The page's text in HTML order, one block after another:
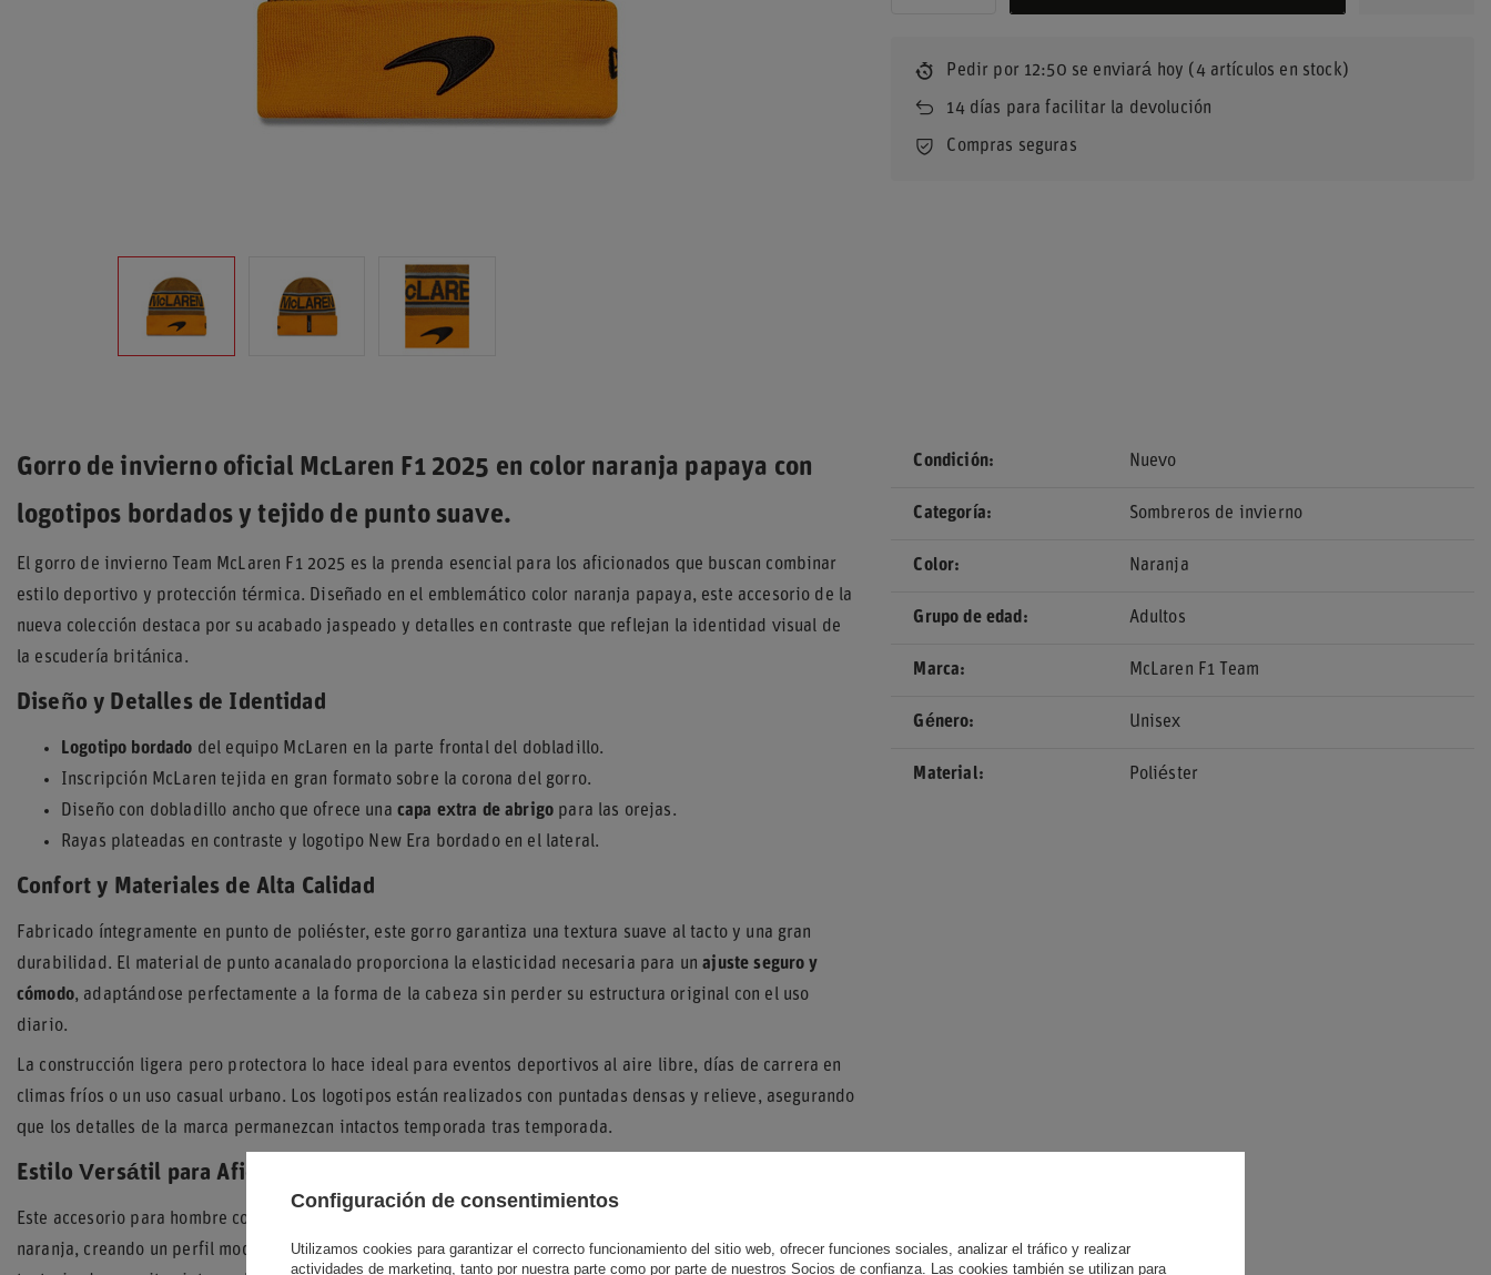
Pedir por 12:50 se enviará hoy (4 artículos en stock)
14días para facilitar la devolución
Compras seguras
Gorro de invierno oficial McLaren F1 2025 en color naranja papaya con
logotipos bordados y tejido de punto suave.
El gorro de invierno Team McLaren F1 2025 es la prenda esencial para los aficionados que buscan combinar
estilo deportivo y protección térmica. Diseñado en el emblemático color naranja papaya, este accesorio de la
nueva colección destaca por su acabado jaspeado y detalles en contraste que reflejan la identidad visual de
la escudería británica.
Diseño y Detalles de Identidad
Logotipo bordado del equipo McLaren en la parte frontal del dobladillo.
Inscripción McLaren tejida en gran formato sobre la corona del gorro.
Diseño con dobladillo ancho que ofrece una capa extra de abrigo para las orejas.
Rayas plateadas en contraste y logotipo New Era bordado en el lateral.
Confort y Materiales de Alta Calidad
Fabricado íntegramente en punto de poliéster, este gorro garantiza una textura suave al tacto y una gran
durabilidad. El material de punto acanalado proporciona la elasticidad necesaria para unajuste seguro y
cómodo, adaptándose perfectamente a la forma de la cabeza sin perder su estructura original con el uso
diario.
La construcción ligera pero protectora lo hace ideal para eventos deportivos al aire libre, días de carrera en
climas fríos o un uso casual urbano. Los logotipos están realizados con puntadas densas y relieve, asegurando
que los detalles de la marca permanezcan intactos temporada tras temporada.
Estilo Versátil para Aficionados
Este accesorio para hombre combina los colores Charcoal Grey y Light Grey como acentos sobre el fondo
naranja, creando un perfil moderno y dinámico. Su silueta de corona redondeada y el acabado ligeramente
Condición Nuevo
Categoría Sombreros de invierno
Color Naranja
Grupo de edad Adultos
Marca McLaren F1 Team
Género Unisex
Material Poliéster
Configuración de consentimientos
Utilizamos cookies para garantizar el correcto funcionamiento del sitio web, ofrecer funciones sociales, analizar el tráfico y realizar
actividades de marketing, tanto por nuestra parte como por parte de nuestros Socios de confianza. Las cookies también se utilizan para